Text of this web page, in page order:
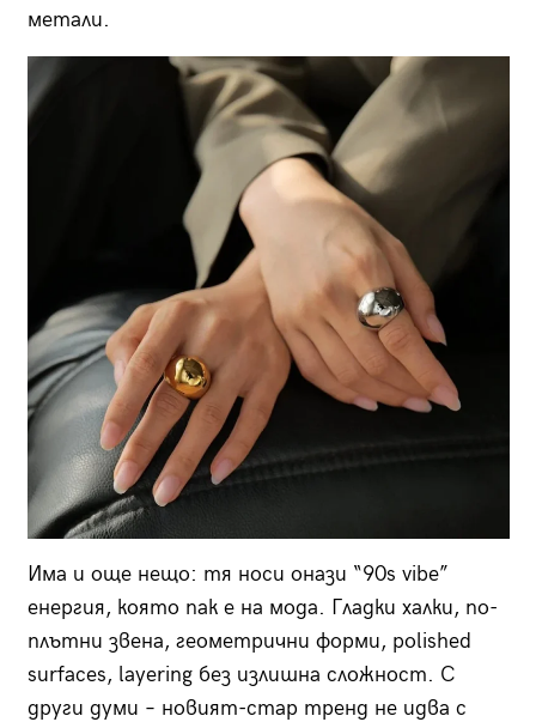
метали.
Има и още нещо: тя носи онази “90s vibe”
енергия, която пак е на мода. Гладки халки, по-
плътни звена, геометрични форми, polished
surfaces, layering без излишна сложност. С
други думи – новият-стар тренд не идва с